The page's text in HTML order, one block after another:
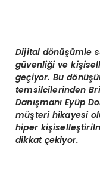
Dijital dönüşümle
güvenliği ve
geçiyor. Bu dö
temsilcilerinden
Danışmanı Eyüp
müşterihikayesi
hiper
dikkat çekiyor.